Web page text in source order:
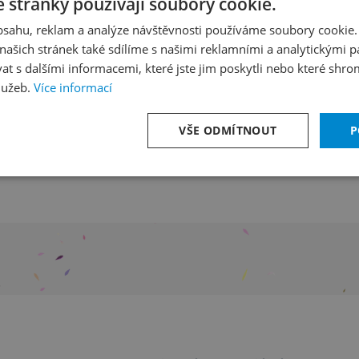
soutěže ve
jaru 2026
Chopina 2025 ve Varšavě, americký klavírista
vystoupí 22. května v sólovém recitálu.
reklam a analýze návštěvnosti používáme soubory
stránek také sdílíme s našimi reklamními a analytickými
s dalšími informacemi, které jste jim poskytli nebo které
Více informací
VŠE ODMÍTNOUT